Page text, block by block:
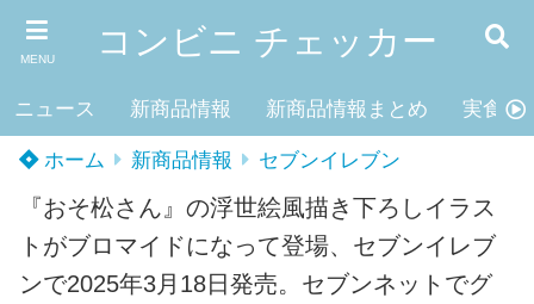
MENU コンビニ チェッカー
ニュース 新商品情報 新商品情報まとめ 実食レ
ホーム 新商品情報 セブンイレブン
『おそ松さん』の浮世絵風描き下ろしイラス
トがブロマイドになって登場、セブンイレブ
ンで2025年3月18日発売。セブンネットでグ